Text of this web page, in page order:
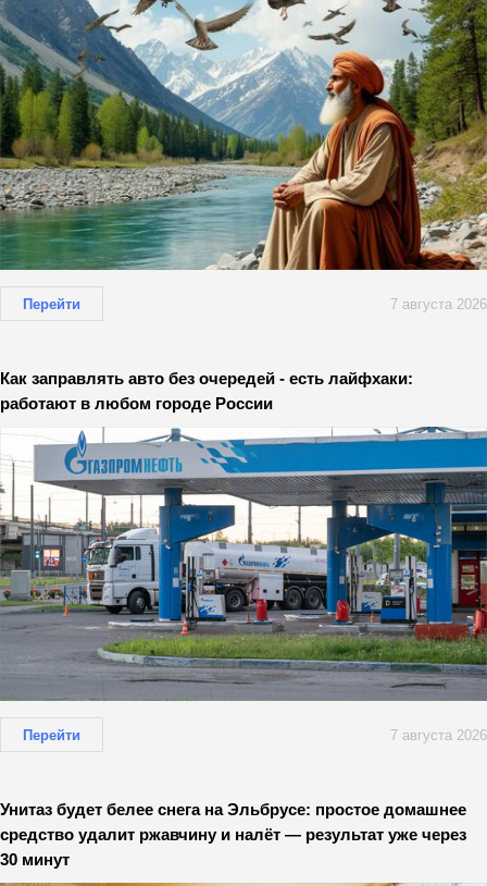
Перейти 7 августа 2026
Как заправлять авто без очередей - есть лайфхаки:
работают в любом городе России
Перейти 7 августа 2026
Унитаз будет белее снега на Эльбрусе: простое домашнее
средство удалит ржавчину и налёт — результат уже через
30 минут